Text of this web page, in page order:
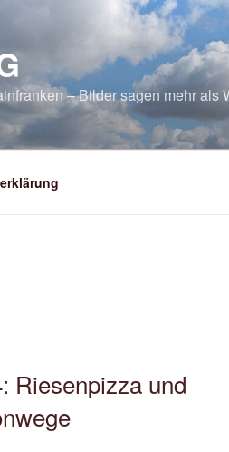
– Bilder sagen mehr als
Riesenpizza und